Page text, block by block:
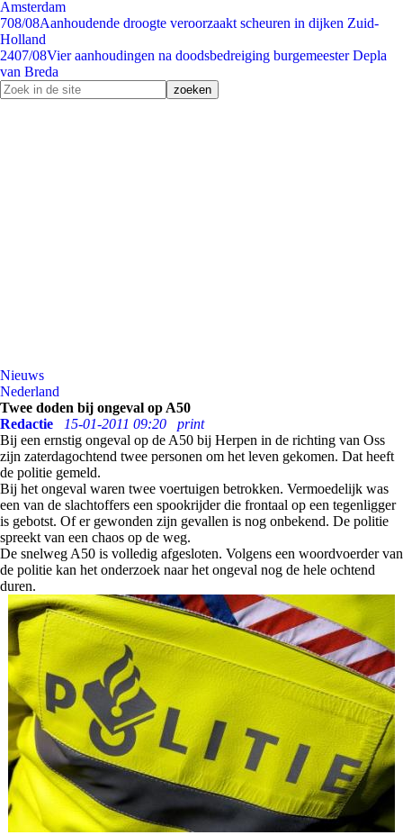
Amsterdam
708/08Aanhoudende droogte veroorzaakt scheuren in dijken Zuid-
Holland
2407/08Vier aanhoudingen na doodsbedreiging burgemeester Depla
van Breda
Nieuws
Nederland
Twee doden bij ongeval op A50
Redactie
15-01-2011 09:20
print
Bij een ernstig ongeval op de A50 bij Herpen in de richting van Oss
zijn zaterdagochtend twee personen om het leven gekomen. Dat heeft
de politie gemeld.
Bij het ongeval waren twee voertuigen betrokken. Vermoedelijk was
een van de slachtoffers een spookrijder die frontaal op een tegenligger
is gebotst. Of er gewonden zijn gevallen is nog onbekend. De politie
spreekt van een chaos op de weg.
De snelweg A50 is volledig afgesloten. Volgens een woordvoerder van
de politie kan het onderzoek naar het ongeval nog de hele ochtend
duren.